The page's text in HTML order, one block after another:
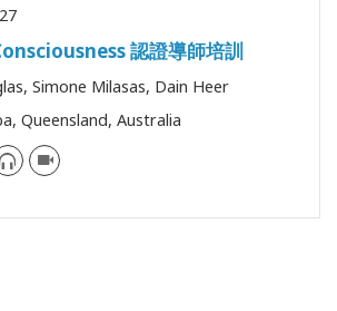
認證導師培訓
Simone Milasas, Dain Heer
Queensland, Australia